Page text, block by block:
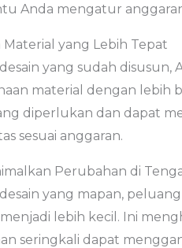
Anda mengatur
Material yang Lebih Tepat
yang sudah disusun,
material dengan lebih
diperlukan dan dapat
sesuai anggaran.
Perubahan di
yang mapan,
lebih kecil. Ini
seringkali dapat